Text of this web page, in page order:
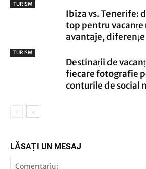
TURISM
Ibiza vs. Tenerife:
top pentru vacanțe
avantaje,
TURISM
Destinații de
fiecare fotografie
conturile de social
LĂSAȚI UN MESAJ